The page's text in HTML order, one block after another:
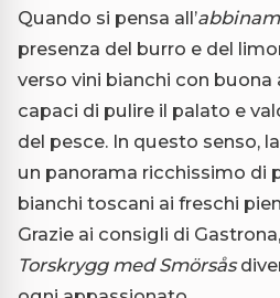
Quando si pensa all’
presenza del burro e del
verso vini bianchi con
capaci di pulire il palato e
del pesce. In questo senso,
un panorama ricchissimo di
bianchi toscani ai freschi
Grazie ai consigli di
Torskrygg med Smörsås